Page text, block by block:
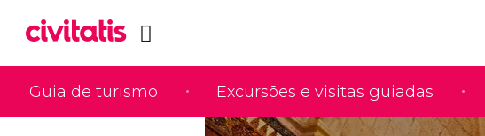
Guia de turismo Excursões e visitas guiadas